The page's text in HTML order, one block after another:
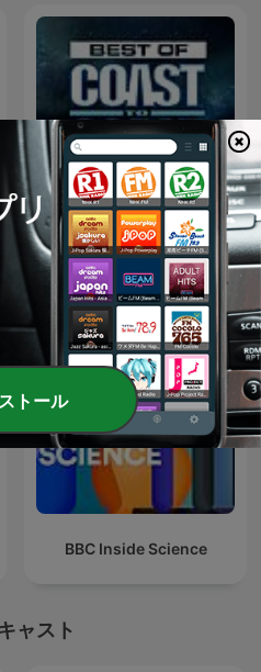
The Best of Coast to Coast
AM
BBC Inside Science
ャスト
トール